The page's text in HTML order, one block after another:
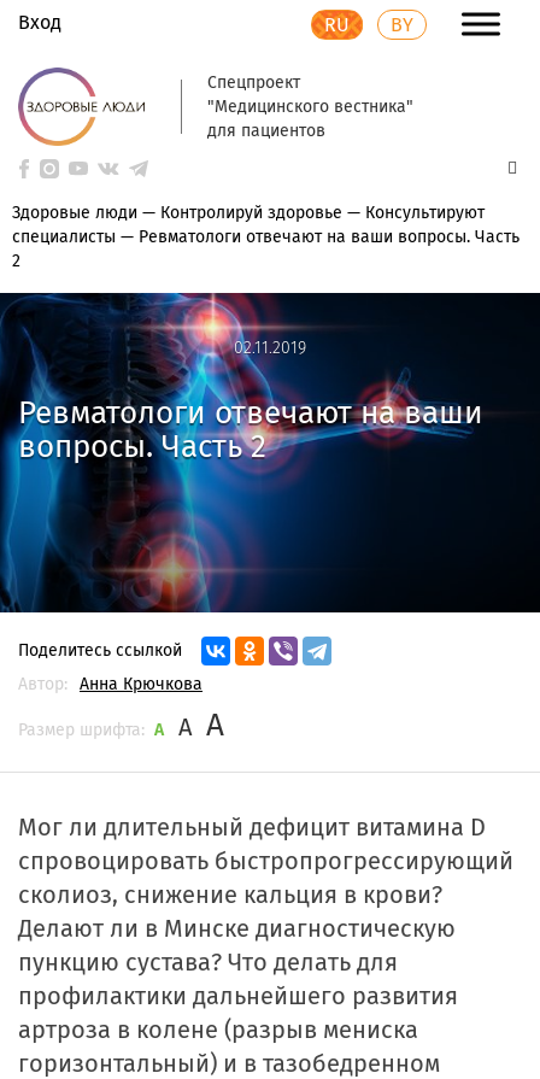
Вход RU BY
Спецпроект
"Медицинского вестника"
для пациентов
Здоровые люди — Контролируй здоровье — Консультируют
специалисты — Ревматологи отвечают на ваши вопросы. Часть
2
02.11.2019
02.11.2019
Ревматологи отвечают на ваши
вопросы. Часть 2
Поделитесь ссылкой
Автор:
Анна Крючкова
Размер шрифта: A A A
Мог ли длительный дефицит витамина D
спровоцировать быстропрогрессирующий
сколиоз, снижение кальция в крови?
Делают ли в Минске диагностическую
пункцию сустава? Что делать для
профилактики дальнейшего развития
артроза в колене (разрыв мениска
горизонтальный) и в тазобедренном